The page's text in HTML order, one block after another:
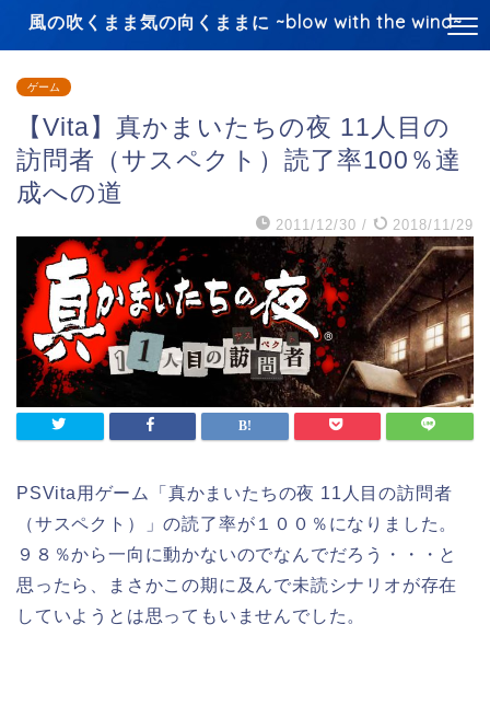
風の吹くまま気の向くままに ~blow with the wind~
ゲーム
【Vita】真かまいたちの夜 11人目の
訪問者（サスペクト）読了率100％達
成への道
2011/12/30 / 2018/11/29
PSVita用ゲーム「真かまいたちの夜 11人目の訪問者
（サスペクト）」の読了率が１００％になりました。
９８％から一向に動かないのでなんでだろう・・・と
思ったら、まさかこの期に及んで未読シナリオが存在
していようとは思ってもいませんでした。